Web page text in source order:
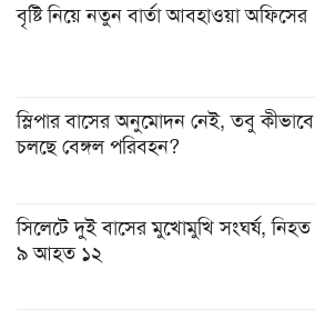
বৃষ্টি নিয়ে নতুন বার্তা আবহাওয়া অফিসের
স্লিপার বাসের অনুমোদন নেই, তবু কীভাবে
চলছে বেঙ্গল পরিবহন?
সিলেটে দুই বাসের মুখোমুখি সংঘর্ষ, নিহত
৯ আহত ১২